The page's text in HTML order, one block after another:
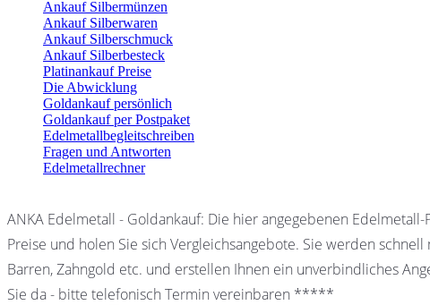
Ankauf Silbermünzen
Ankauf Silberwaren
Ankauf Silberschmuck
Ankauf Silberbesteck
Platinankauf Preise
Die Abwicklung
Goldankauf persönlich
Goldankauf per Postpaket
Edelmetallbegleitschreiben
Fragen und Antworten
Edelmetallrechner
ANKA Edelmetall - Goldankauf: Die hier angegebenen
Preise und holen Sie sich Vergleichsangebote. Sie werden
Barren, Zahngold etc. und erstellen Ihnen ein unverbindliches
Sie da - bitte telefonisch Termin vereinbaren *****